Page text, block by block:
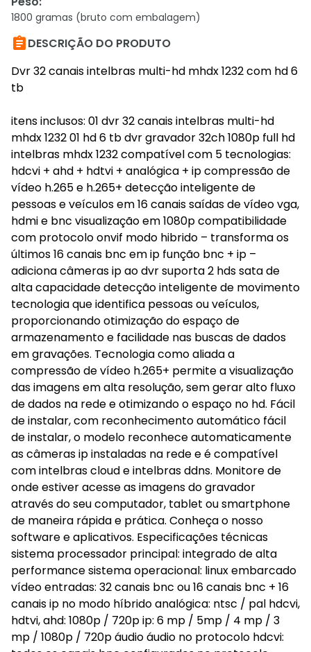
1800 gramas (bruto com embalagem)
DESCRIÇÃO DO PRODUTO
Dvr 32 canais intelbras multi-hd mhdx 1232 com hd 6
tb
itens inclusos: 01 dvr 32 canais intelbras multi-hd
mhdx 1232 01 hd 6 tb dvr gravador 32ch 1080p full hd
intelbras mhdx 1232 compatível com 5 tecnologias:
hdcvi + ahd + hdtvi + analógica + ip compressão de
vídeo h.265 e h.265+ detecção inteligente de
pessoas e veículos em 16 canais saídas de vídeo vga,
hdmi e bnc visualização em 1080p compatibilidade
com protocolo onvif modo hibrido – transforma os
últimos 16 canais bnc em ip função bnc + ip –
adiciona câmeras ip ao dvr suporta 2 hds sata de
alta capacidade detecção inteligente de movimento
tecnologia que identifica pessoas ou veículos,
proporcionando otimização do espaço de
armazenamento e facilidade nas buscas de dados
em gravações. Tecnologia como aliada a
compressão de vídeo h.265+ permite a visualização
das imagens em alta resolução, sem gerar alto fluxo
de dados na rede e otimizando o espaço no hd. Fácil
de instalar, com reconhecimento automático fácil
de instalar, o modelo reconhece automaticamente
as câmeras ip instaladas na rede e é compatível
com intelbras cloud e intelbras ddns. Monitore de
onde estiver acesse as imagens do gravador
através do seu computador, tablet ou smartphone
de maneira rápida e prática. Conheça o nosso
software e aplicativos. Especificações técnicas
sistema processador principal: integrado de alta
performance sistema operacional: linux embarcado
vídeo entradas: 32 canais bnc ou 16 canais bnc + 16
canais ip no modo híbrido analógica: ntsc / pal hdcvi,
hdtvi, ahd: 1080p / 720p ip: 6 mp / 5mp / 4 mp / 3
mp / 1080p / 720p áudio áudio no protocolo hdcvi: